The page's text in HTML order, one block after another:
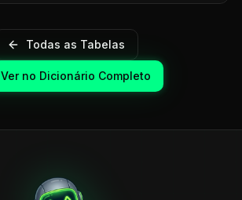
Todas as Tabelas
Ver no Dicionário Completo